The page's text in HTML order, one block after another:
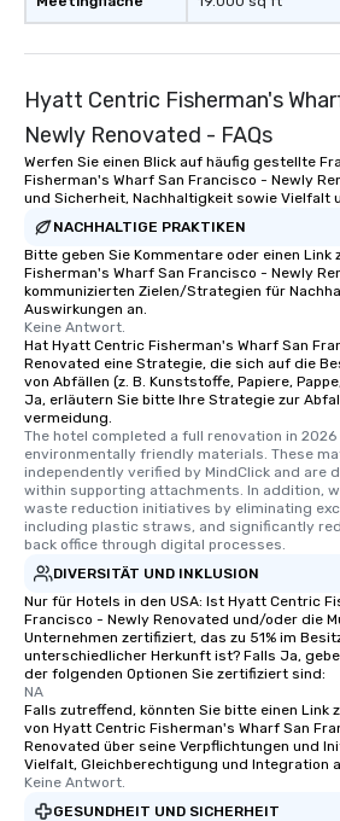
Hyatt Centric Fisherman's
Newly Renovated - FAQs
Werfen Sie einen Blick auf häufig gestellte
Fisherman's Wharf San Francisco - Newly
und Sicherheit, Nachhaltigkeit sowie Vielfalt
NACHHALTIGE PRAKTIKEN
Bitte geben Sie Kommentare oder einen Link
Fisherman's Wharf San Francisco - Newly
kommunizierten Zielen/Strategien für
Auswirkungen an.
Keine Antwort.
Hat Hyatt Centric Fisherman's Wharf San
Renovated eine Strategie, die sich auf die
von Abfällen (z. B. Kunststoffe, Papiere,
Ja, erläutern Sie bitte Ihre Strategie zur
vermeidung.
The hotel completed a full renovation in
environmentally friendly materials. These
independently verified by MindClick and are
within supporting attachments. In addition,
waste reduction initiatives by eliminating
including plastic straws, and significantly
back office through digital processes.
DIVERSITÄT UND INKLUSION
Nur für Hotels in den USA: Ist Hyatt Centric
Francisco - Newly Renovated und/oder die
Unternehmen zertifiziert, das zu 51% im
unterschiedlicher Herkunft ist? Falls Ja,
der folgenden Optionen Sie zertifiziert sind:
NA
Falls zutreffend, könnten Sie bitte einen Link
von Hyatt Centric Fisherman's Wharf San
Renovated über seine Verpflichtungen und
Vielfalt, Gleichberechtigung und Integration
Keine Antwort.
GESUNDHEIT UND SICHERHEIT